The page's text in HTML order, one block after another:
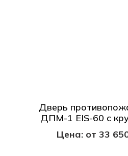
Дверь
ДПМ-1 EIS-60 с
окном с
Цена: от 33